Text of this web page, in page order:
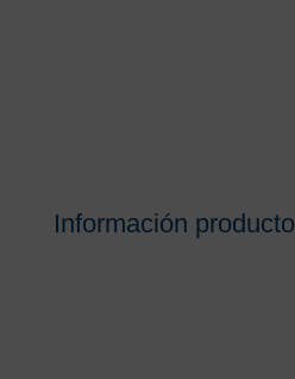
Información producto